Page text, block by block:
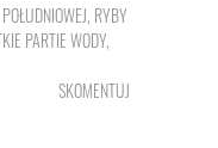
, RYBY
PARTIE WODY,
SKOMENTUJ